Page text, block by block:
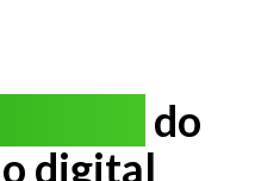
do
digital